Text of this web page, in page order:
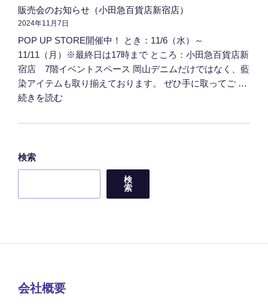
販売会のお知らせ（小田急百貨店新宿店）
2024年11月7日
POP UP STORE開催中！ とき：11/6（水）～
11/11（月）※最終日は17時まで ところ：小田急百貨店新
宿店 7階イベントスペース 岡山デニムだけではなく、藍
染アイテムも取り揃えております。 ぜひ手に取ってご …
"販
会
お
知
せ
店
新
続きを読む
検索
検
索
会社概要